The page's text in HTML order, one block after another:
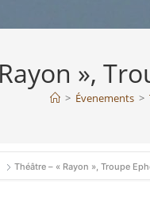
»,
> Évenements >
Théâtre – « Rayon », Troupe